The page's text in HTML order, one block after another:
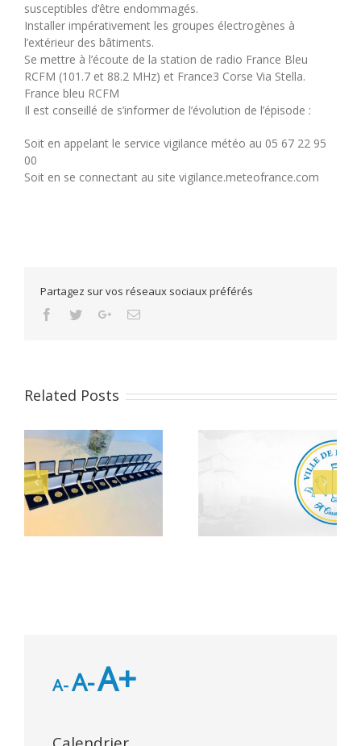
susceptibles d’être endommagés.
Installer impérativement les groupes électrogènes à
l’extérieur des bâtiments.
Se mettre à l’écoute de la station de radio France Bleu
RCFM (101.7 et 88.2 MHz) et France3 Corse Via Stella.
France bleu RCFM
Il est conseillé de s’informer de l’évolution de l’épisode :
Soit en appelant le service vigilance météo au 05 67 22 95
00
Soit en se connectant au site vigilance.meteofrance.com
Partagez sur vos réseaux sociaux préférés
Facebook
TwitterGoogle+Email
Related Posts
Alerte Canicule –
CCAS
A-A-A+